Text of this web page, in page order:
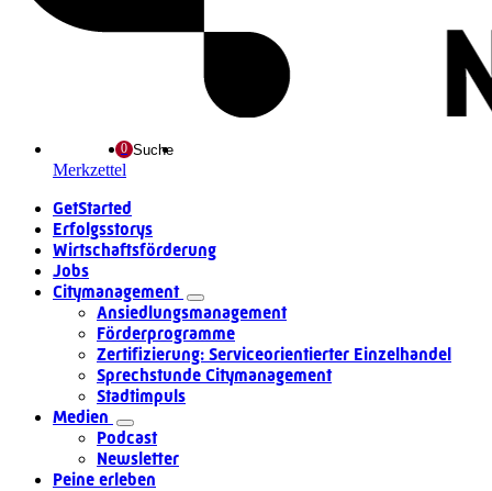
Merkzettel
Suche
GetStarted
Erfolgsstorys
Wirtschaftsförderung
Jobs
Citymanagement
Ansiedlungsmanagement
Förderprogramme
Zertifizierung: Serviceorientierter Einzelhandel
Sprechstunde Citymanagement
Stadtimpuls
Medien
Podcast
Newsletter
Peine erleben